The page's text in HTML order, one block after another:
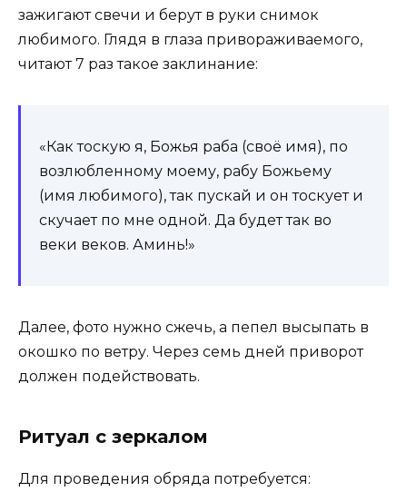
зажигают свечи и берут в руки снимок
любимого. Глядя в глаза привораживаемого,
читают 7 раз такое заклинание:
«Как тоскую я, Божья раба (своё имя), по
возлюбленному моему, рабу Божьему
(имя любимого), так пускай и он тоскует и
скучает по мне одной. Да будет так во
веки веков. Аминь!»
Далее, фото нужно сжечь, а пепел высыпать в
окошко по ветру. Через семь дней приворот
должен подействовать.
Ритуал с зеркалом
Для проведения обряда потребуется: